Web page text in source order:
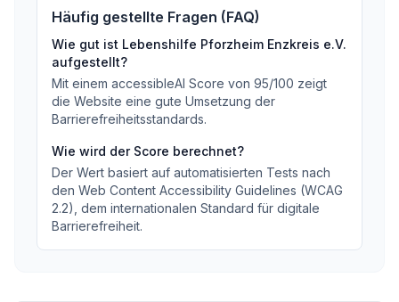
Häufig gestellte Fragen (FAQ)
Wie gut ist Lebenshilfe Pforzheim Enzkreis e.V.
aufgestellt?
Mit einem accessibleAI Score von 95/100 zeigt
die Website eine gute Umsetzung der
Barrierefreiheitsstandards.
Wie wird der Score berechnet?
Der Wert basiert auf automatisierten Tests nach
den Web Content Accessibility Guidelines (WCAG
2.2), dem internationalen Standard für digitale
Barrierefreiheit.